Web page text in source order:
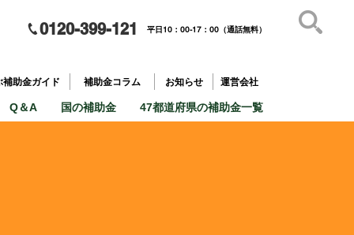
0120-399-121 平日10：00-17：00（通話無料）
助金ガイド 補助金コラム お知らせ 運営会社
Q＆A 国の補助金 47都道府県の補助金一覧